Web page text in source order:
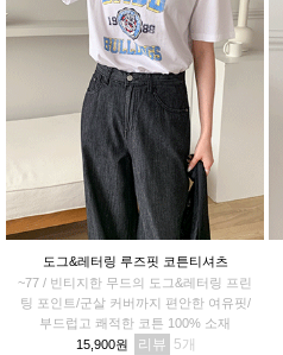
도그&레터링 루즈핏 코튼티셔츠
~77 / 빈티지한 무드의 도그&레터링 프린
팅 포인트/군살 커버까지 편안한 여유핏/
부드럽고 쾌적한 코튼 100% 소재
15,900원
리뷰 5